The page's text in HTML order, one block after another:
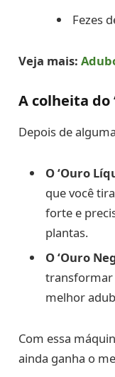
Fezes
Veja mais:
A colheita do
Depois de
O ‘Ouro
que você
forte e
plantas.
O ‘Ouro
transformar
melhor
Com essa
ainda ganha o